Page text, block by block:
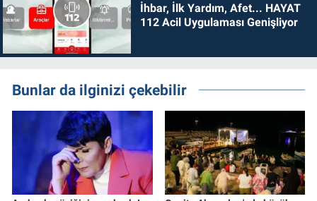
İhbar, İlk Yardım, Afet... HAYAT
112 Acil Uygulaması Genişliyor
Bunlar da ilginizi çekebilir